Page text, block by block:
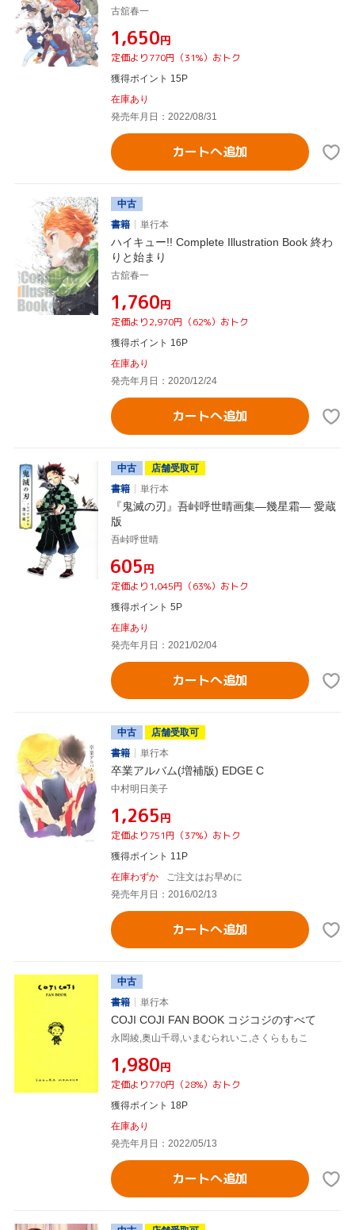
古舘春一
¥1,650円
定価より770円（31%）おトク
獲得ポイント 15P
在庫あり
発売年月日：2022/08/31
カートへ追加
中古
書籍
単行本
ハイキュー!! Complete Illustration Book 終わ
りと始まり
古舘春一
¥1,760円
定価より2,970円（62%）おトク
獲得ポイント 16P
在庫あり
発売年月日：2020/12/24
カートへ追加
中古
店舗受取可
書籍
単行本
『鬼滅の刃』吾峠呼世晴画集―幾星霜― 愛蔵
版
吾峠呼世晴
¥605円
定価より1,045円（63%）おトク
獲得ポイント 5P
在庫あり
発売年月日：2021/02/04
カートへ追加
中古
店舗受取可
書籍
単行本
卒業アルバム(増補版) EDGE C
中村明日美子
¥1,265円
定価より751円（37%）おトク
獲得ポイント 11P
在庫わずか
ご注文はお早めに
発売年月日：2016/02/13
カートへ追加
中古
書籍
単行本
COJI COJI FAN BOOK コジコジのすべて
永岡綾,奥山千尋,いまむられいこ,さくらももこ
¥1,980円
定価より770円（28%）おトク
獲得ポイント 18P
在庫あり
発売年月日：2022/05/13
カートへ追加